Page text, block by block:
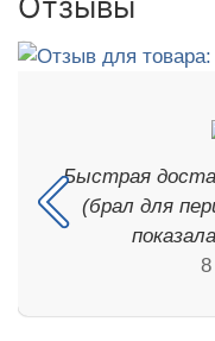
Быстрая
(брал для